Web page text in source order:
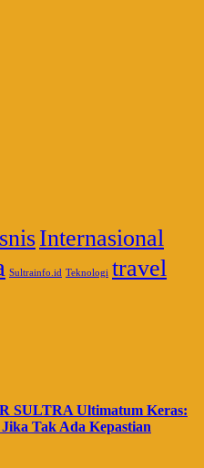
Internasional
Sultrainfo.id Teknologi travel
SULTRA Ultimatum Keras:
Tak Ada Kepastian